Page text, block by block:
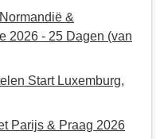
&
2026 - 25 Dagen (van
Start Luxemburg,
Parijs & Praag 2026